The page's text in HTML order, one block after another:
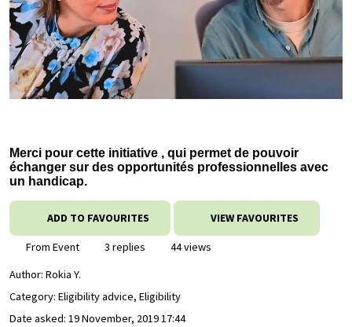
Merci pour cette initiative , qui permet de pouvoir
échanger sur des opportunités professionnelles avec
un handicap.
ADD TO FAVOURITES VIEW FAVOURITES
From Event 3 replies
44 views
Author: Rokia Y.
Category: Eligibility advice, Eligibility
Date asked: 19 November, 2019 17:44